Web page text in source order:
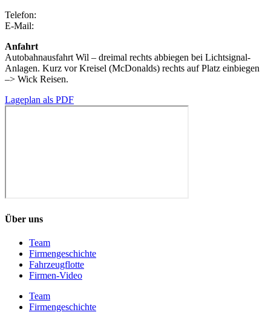
Telefon:
E-Mail:
Anfahrt
Autobahnausfahrt Wil – dreimal rechts abbiegen bei Lichtsignal-
Anlagen. Kurz vor Kreisel (McDonalds) rechts auf Platz einbiegen
–> Wick Reisen.
Lageplan als PDF
Über uns
Team
Firmengeschichte
Fahrzeugflotte
Firmen-Video
Team
Firmengeschichte